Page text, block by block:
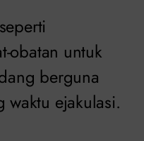
obatan untuk
berguna
waktu ejakulasi.